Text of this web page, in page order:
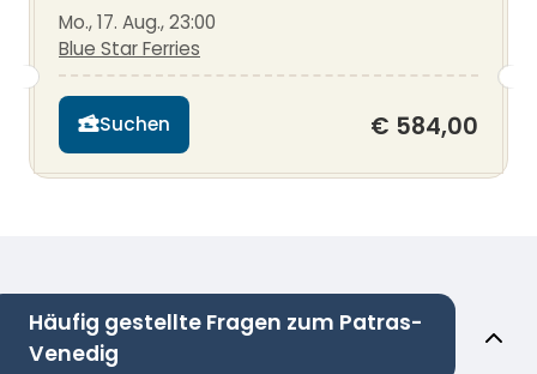
Mo., 17. Aug., 23:00
Blue Star Ferries
Suchen € 584,00
Häufig gestellte Fragen zum Patras-
Venedig